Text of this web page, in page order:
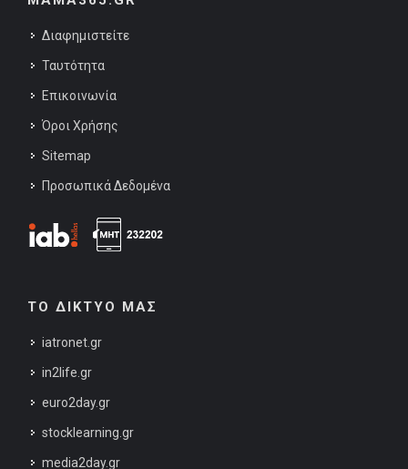
Διαφημιστείτε
Ταυτότητα
Επικοινωνία
Όροι Χρήσης
Sitemap
Προσωπικά Δεδομένα
ΤΟ ΔΙΚΤΥΟ ΜΑΣ
iatronet.gr
in2life.gr
euro2day.gr
stocklearning.gr
media2day.gr